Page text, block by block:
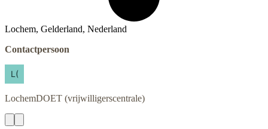
Lochem, Gelderland, Nederland
Contactpersoon
LochemDOET (vrijwilligerscentrale)